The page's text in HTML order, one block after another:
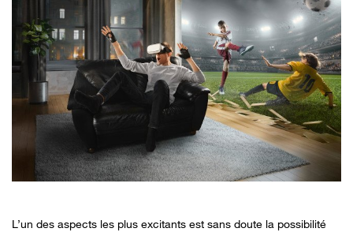
L’un des aspects les plus excitants est sans doute la possibilité